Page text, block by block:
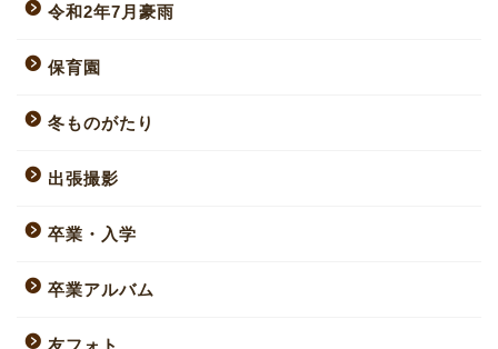
令和2年7月豪雨
保育園
冬ものがたり
出張撮影
卒業・入学
卒業アルバム
友フォト